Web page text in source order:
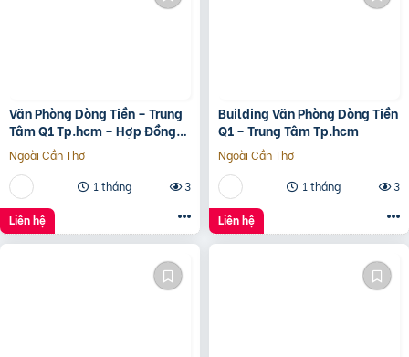
Văn Phòng Dòng Tiền – Trung
Tâm Q1 Tp.hcm – Hợp Đồng
Thuê 250 Triệu/Tháng – 115
Tỷ
Ngoài Cần Thơ
1 tháng
3
Liên hệ
Building Văn Phòng Dòng Tiền
Q1 – Trung Tâm Tp.hcm
Ngoài Cần Thơ
1 tháng
3
Liên hệ